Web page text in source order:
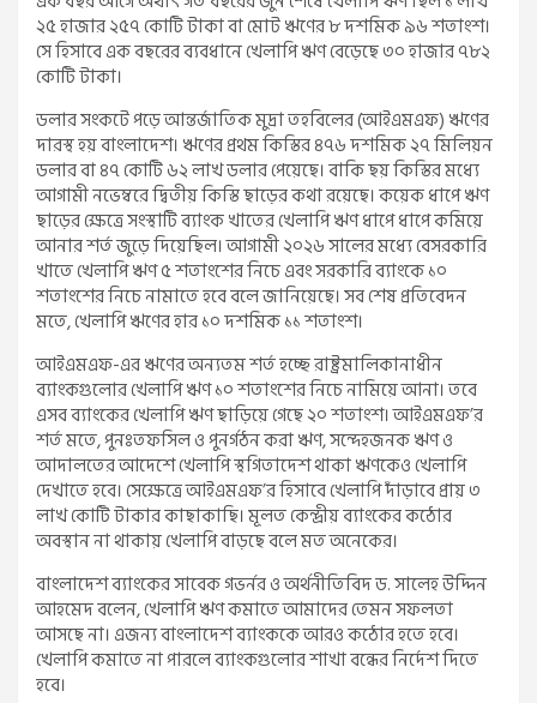
২৫ হাজার ২৫৭ কোটি টাকা বা মোট ঋণের ৮ দশমিক ৯৬ শতাংশ।
সে হিসাবে এক বছরের ব্যবধানে খেলাপি ঋণ বেড়েছে ৩০ হাজার ৭৮২
কোটি টাকা।
ডলার সংকটে পড়ে আন্তর্জাতিক মুদ্রা তহবিলের (আইএমএফ) ঋণের
দারস্থ হয় বাংলাদেশ। ঋণের প্রথম কিস্তির ৪৭৬ দশমিক ২৭ মিলিয়ন
ডলার বা ৪৭ কোটি ৬২ লাখ ডলার পেয়েছে। বাকি ছয় কিস্তির মধ্যে
আগামী নভেম্বরে দ্বিতীয় কিস্তি ছাড়ের কথা রয়েছে। কয়েক ধাপে ঋণ
ছাড়ের ক্ষেত্রে সংস্থাটি ব্যাংক খাতের খেলাপি ঋণ ধাপে ধাপে কমিয়ে
আনার শর্ত জুড়ে দিয়েছিল। আগামী ২০২৬ সালের মধ্যে বেসরকারি
খাতে খেলাপি ঋণ ৫ শতাংশের নিচে এবং সরকারি ব্যাংকে ১০
শতাংশের নিচে নামাতে হবে বলে জানিয়েছে। সব শেষ প্রতিবেদন
মতে, খেলাপি ঋণের হার ১০ দশমিক ১১ শতাংশ।
আইএমএফ-এর ঋণের অন্যতম শর্ত হচ্ছে রাষ্ট্রমালিকানাধীন
ব্যাংকগুলোর খেলাপি ঋণ ১০ শতাংশের নিচে নামিয়ে আনা। তবে
এসব ব্যাংকের খেলাপি ঋণ ছাড়িয়ে গেছে ২০ শতাংশ। আইএমএফ’র
শর্ত মতে, পুনঃতফসিল ও পুনর্গঠন করা ঋণ, সন্দেহজনক ঋণ ও
আদালতের আদেশে খেলাপি স্থগিতাদেশ থাকা ঋণকেও খেলাপি
দেখাতে হবে। সেক্ষেত্রে আইএমএফ’র হিসাবে খেলাপি দাঁড়াবে প্রায় ৩
লাখ কোটি টাকার কাছাকাছি। মূলত কেন্দ্রীয় ব্যাংকের কঠোর
অবস্থান না থাকায় খেলাপি বাড়ছে বলে মত অনেকের।
বাংলাদেশ ব্যাংকের সাবেক গভর্নর ও অর্থনীতিবিদ ড. সালেহ উদ্দিন
আহমেদ বলেন, খেলাপি ঋণ কমাতে আমাদের তেমন সফলতা
আসছে না। এজন্য বাংলাদেশ ব্যাংককে আরও কঠোর হতে হবে।
খেলাপি কমাতে না পারলে ব্যাংকগুলোর শাখা বন্ধের নির্দেশ দিতে
হবে।